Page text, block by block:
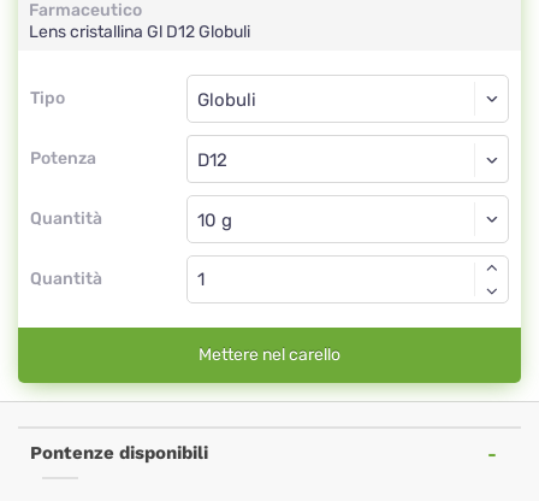
Farmaceutico
Lens cristallina Gl D12Globuli
Tipo
Tipo
Potenza
Globuli
D12
Quantità
Globuli
Quantità
Mettere nel carello
Pontenze disponibili